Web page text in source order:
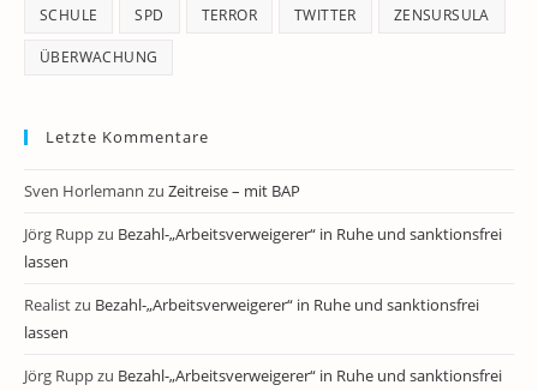
SCHULE SPD TERROR TWITTER ZENSURSULA
ÜBERWACHUNG
Letzte Kommentare
Sven Horlemann zu Zeitreise – mit BAP
Jörg Ruppzu Bezahl-„Arbeitsverweigerer“ in Ruhe und sanktionsfrei
lassen
Realistzu Bezahl-„Arbeitsverweigerer“ in Ruhe und sanktionsfrei
lassen
Jörg Ruppzu Bezahl-„Arbeitsverweigerer“ in Ruhe und sanktionsfrei